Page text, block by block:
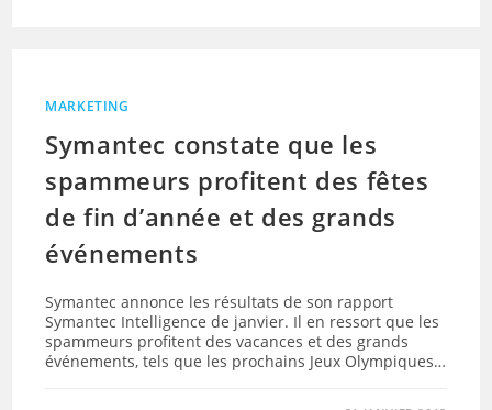
MARKETING
Symantec constate que les
spammeurs profitent des fêtes
de fin d’année et des grands
événements
Symantec annonce les résultats de son rapport
Symantec Intelligence de janvier. Il en ressort que les
spammeurs profitent des vacances et des grands
événements, tels que les prochains Jeux Olympiques…